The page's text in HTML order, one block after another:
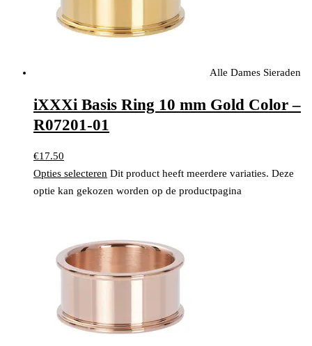
Alle Dames Sieraden
iXXXi Basis Ring 10 mm Gold Color –
R07201-01
€17.50
Opties selecteren Dit product heeft meerdere variaties. Deze
optie kan gekozen worden op de productpagina